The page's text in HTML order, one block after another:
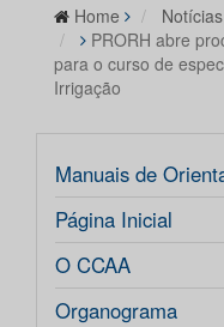
Home
Notícias
PRORH abre
para o curso de
Irrigação
Manuais de
Página Inicial
O CCAA
Organograma